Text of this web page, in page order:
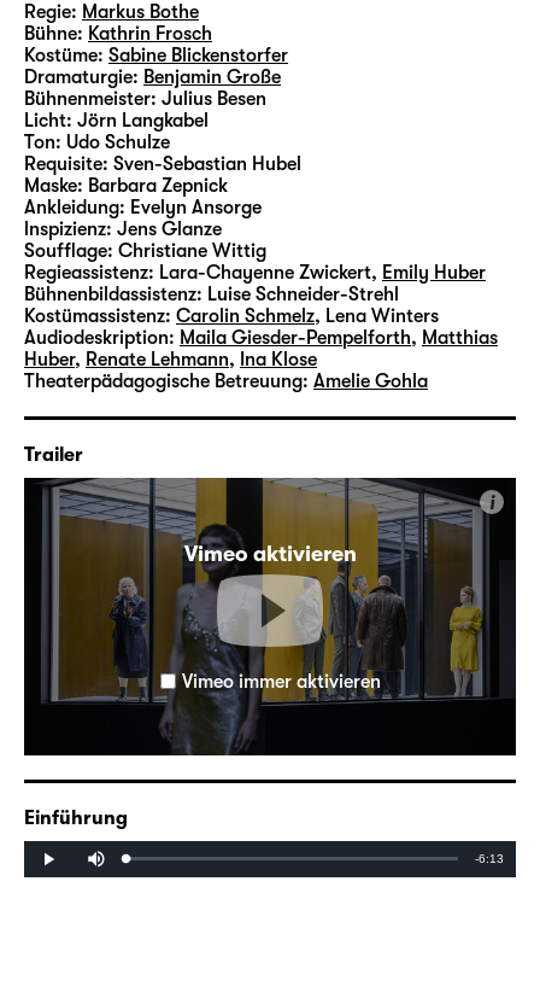
Regie: Markus Bothe
Bühne: Kathrin Frosch
Kostüme: Sabine Blickenstorfer
Dramaturgie: Benjamin Große
Bühnenmeister: Julius Besen
Licht: Jörn Langkabel
Ton: Udo Schulze
Requisite: Sven-Sebastian Hubel
Maske: Barbara Zepnick
Ankleidung: Evelyn Ansorge
lnspizienz: Jens Glanze
Soufflage: Christiane Wittig
Regieassistenz: Lara-Chayenne Zwickert, Emily Huber
Bühnenbildassistenz: Luise Schneider-Strehl
Kostümassistenz: Carolin Schmelz, Lena Winters
Audiodeskription: Maila Giesder-Pempelforth, Matthias
Huber, Renate Lehmann, Ina Klose
Theaterpädagogische Betreuung: Amelie Gohla
Trailer
Vimeo aktivieren
i
Vimeo immer aktivieren
Einführung
Play Loaded:
Progress:
Remaining
-6:13